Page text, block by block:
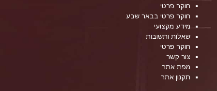
חוקר פרטי
חוקר פרטי בבאר שבע
מידע מקצועי
שאלות ותשובות
חוקר פרטי
צור קשר
מפת אתר
תקנון אתר